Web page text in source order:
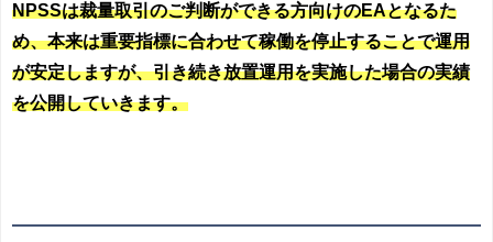
NPSSは裁量取引のご判断ができる方向けのEAとなるた
め、本来は重要指標に合わせて稼働を停止することで運用
が安定しますが、引き続き放置運用を実施した場合の実績
を公開していきます。